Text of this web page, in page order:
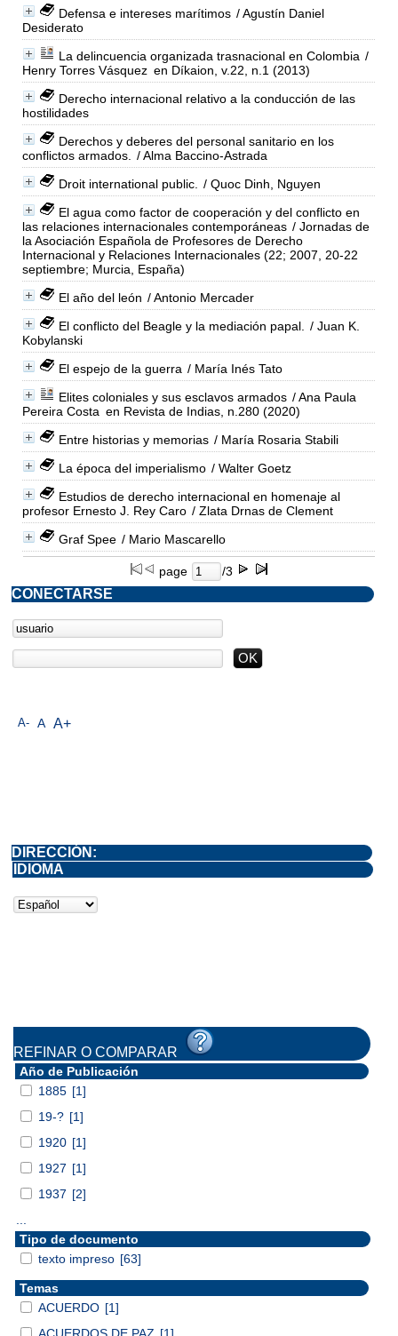
Defensa e intereses marítimos / Agustín Daniel
Desiderato
La delincuencia organizada trasnacional en Colombia /
Henry Torres Vásquez en Díkaion, v.22, n.1 (2013)
Derecho internacional relativo a la conducción de las
hostilidades
Derechos y deberes del personal sanitario en los
conflictos armados.
/ Alma Baccino-Astrada
Droit international public.
/ Quoc Dinh, Nguyen
El agua como factor de cooperación y del conflicto en
las relaciones internacionales contemporáneas / Jornadas de
la Asociación Española de Profesores de Derecho
Internacional y Relaciones Internacionales (22; 2007, 20-22
septiembre; Murcia, España)
El año del león / Antonio Mercader
El conflicto del Beagle y la mediación papal.
/ Juan K.
Kobylanski
El espejo de la guerra / María Inés Tato
Elites coloniales y sus esclavos armados / Ana Paula
Pereira Costa en Revista de Indias, n.280 (2020)
Entre historias y memorias / María Rosaria Stabili
La época del imperialismo / Walter Goetz
Estudios de derecho internacional en homenaje al
profesor Ernesto J. Rey Caro / Zlata Drnas de Clement
Graf Spee / Mario Mascarello
page /3
A- A A+
CONECTARSE
DIRECCIÓN:
IDIOMA
REFINAR O COMPARAR
Año de Publicación
1885 [1]
19-? [1]
1920 [1]
1927 [1]
1937 [2]
Tipo de documento
texto impreso [63]
Temas
ACUERDO [1]
ACUERDOS DE PAZ [1]